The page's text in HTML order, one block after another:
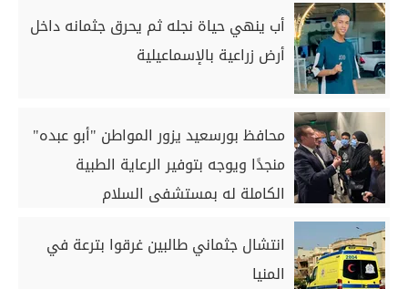
أب ينهي حياة نجله ثم يحرق جثمانه داخل
أرض زراعية بالإسماعيلية
محافظ بورسعيد يزور المواطن "أبو عبده"
منجدًا ويوجه بتوفير الرعاية الطبية
الكاملة له بمستشفى السلام
انتشال جثماني طالبين غرقوا بترعة في
المنيا